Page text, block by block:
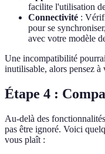
facilite l'utilisation
Connectivité :
pour se
avec votre modèle
Une incompatibilité
inutilisable, alors pensez à
Étape 4 :
Au-delà des
pas être ignoré. Voici
vous plaît :